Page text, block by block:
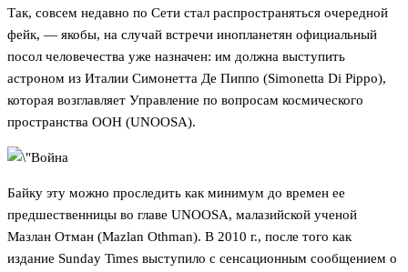
Так, совсем недавно по Сети стал распространяться очередной
фейк, — якобы, на случай встречи инопланетян официальный
посол человечества уже назначен: им должна выступить
астроном из Италии Симонетта Де Пиппо (Simonetta Di Pippo),
которая возглавляет Управление по вопросам космического
пространства ООН (UNOOSA).
Байку эту можно проследить как минимум до времен ее
предшественницы во главе UNOOSA, малазийской ученой
Мазлан Отман (Mazlan Othman). В 2010 г., после того как
издание Sunday Times выступило с сенсационным сообщением о